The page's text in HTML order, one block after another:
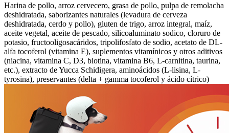
Harina de pollo, arroz cervecero, grasa de pollo, pulpa de remolacha
deshidratada, saborizantes naturales (levadura de cerveza
deshidratada, cerdo y pollo), gluten de trigo, arroz integral, maíz,
aceite vegetal, aceite de pescado, silicoaluminato sodico, cloruro de
potasio, fructooligosacáridos, tripolifosfato de sodio, acetato de DL-
alfa tocoferol (vitamina E), suplementos vitamínicos y otros aditivos
(niacina, vitamina C, D3, biotina, vitamina B6, L-carnitina, taurina,
etc.), extracto de Yucca Schidigera, aminoácidos (L-lisina, L-
tyrosina), preservantes (delta + gamma tocoferol y ácido cítrico)